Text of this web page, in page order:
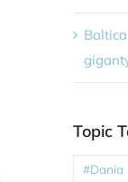
Topic
#Dania